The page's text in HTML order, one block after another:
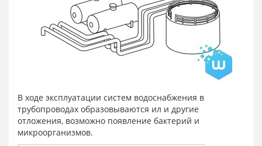
В ходе эксплуатации систем водоснабжения в
трубопроводах образовываются ил и другие
отложения, возможно появление бактерий и
микроорганизмов.